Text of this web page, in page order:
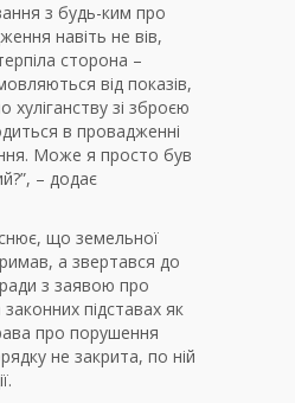
з будь-ким про
навіть не вів,
сторона –
від показів,
зі зброєю
в провадженні
Може я просто був
– додає
що земельної
а звертався до
з заявою про
підставах як
про порушення
не закрита, по ній